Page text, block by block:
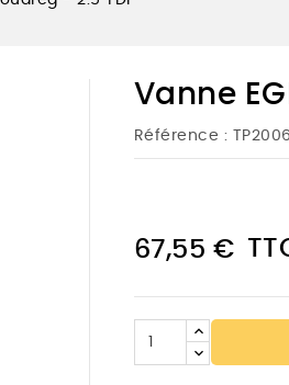
Vanne
Référence :
67,55 €